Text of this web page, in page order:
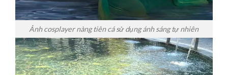
Ảnh cosplayer nàng tiên cá sử dụng ánh sáng tự nhiên